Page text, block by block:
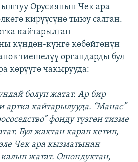
Орусиянын Чек ара
кирүүсүнө тыюу салган.
кайтарылган
күндөн-күнгө көбөйгөнүн
тиешелүү органдарды бул
көрүүгө чакырууда:
болуп жатат. Ар бир
кайтарылууда. “Манас”
фонду түзгөн тизме
Бул жактан карап кетип,
Чек ара кызматынан
жатат. Ошондуктан,